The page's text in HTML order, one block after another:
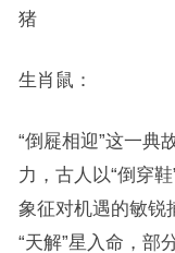
猪
生肖鼠：
“倒屣相迎”这一典
力，古人以“倒穿
象征对机遇的敏锐
“天解”星入命，部